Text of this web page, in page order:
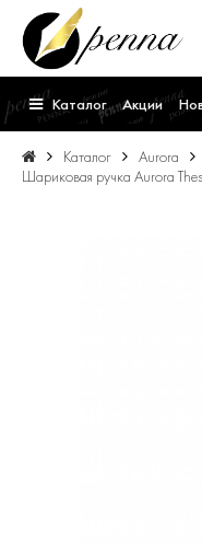
Каталог Акции
Каталог Aurora
Шариковая ручка Aurora